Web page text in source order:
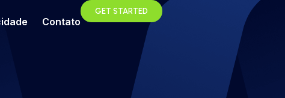
Contato
GET STARTED